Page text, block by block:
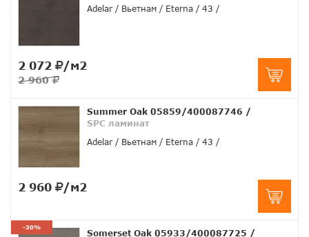
Adelar
Вьетнам Eterna 43
2 072 /м2
2 960
Summer Oak 05859/400087746 /
SPC ламинат
Adelar
Вьетнам Eterna 43
2 960 /м2
-30%
Somerset Oak 05933/400087725 /